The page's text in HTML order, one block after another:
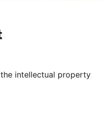
de YouTube
cuenta de Tumblr
intellectual property